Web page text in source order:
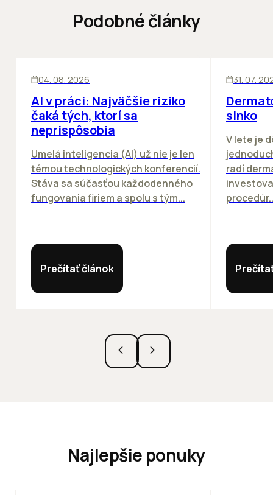
Podobné články
04. 08. 2026
AI v práci: Najväčšie riziko
čaká tých, ktorí sa
neprispôsobia
Umelá inteligencia (AI) už nie je len
témou technologických konferencií.
Stáva sa súčasťou každodenného
fungovania firiem a spolu s tým...
Prečítať článok
31. 07.
slnko
V lete je
radí
Najlepšie ponuky